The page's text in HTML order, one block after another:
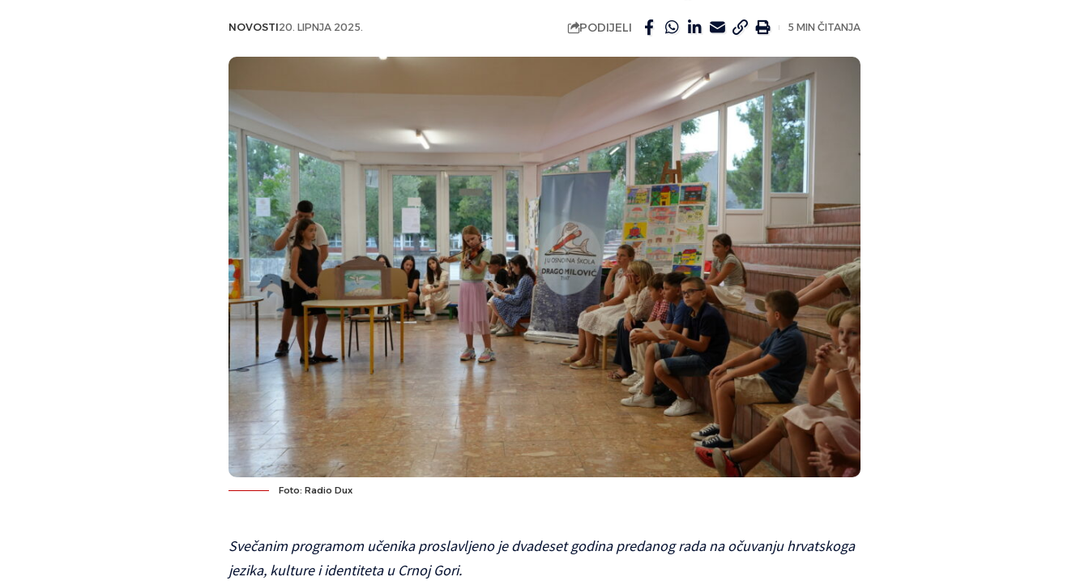
NOVOSTI20. LIPNJA 2025. PODIJELI 5 MIN ČITANJA
Foto: Radio Dux
Svečanim programom učenika proslavljeno je dvadeset godina predanog rada na očuvanju hrvatskoga
jezika, kulture i identiteta u Crnoj Gori.